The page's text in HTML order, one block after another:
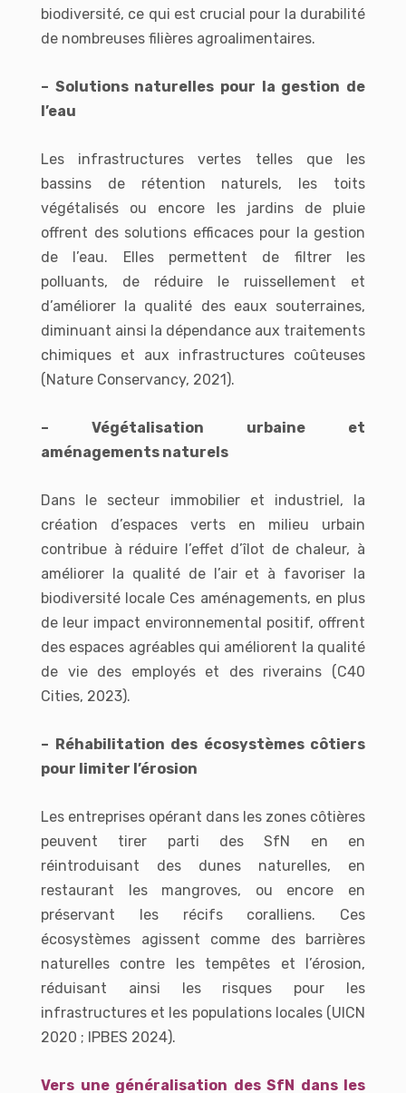
biodiversité, ce qui est crucial pour la durabilité
de nombreuses filières agroalimentaires.
– Solutions naturelles pour la gestion de
l’eau
Les infrastructures vertes telles que les
bassins de rétention naturels, les toits
végétalisés ou encore les jardins de pluie
offrent des solutions efficaces pour la gestion
de l’eau. Elles permettent de filtrer les
polluants, de réduire le ruissellement et
d’améliorer la qualité des eaux souterraines,
diminuant ainsi la dépendance aux traitements
chimiques et aux infrastructures coûteuses
(Nature Conservancy, 2021).
– Végétalisation urbaine et
aménagements naturels
Dans le secteur immobilier et industriel, la
création d’espaces verts en milieu urbain
contribue à réduire l’effet d’îlot de chaleur, à
améliorer la qualité de l’air et à favoriser la
biodiversité locale Ces aménagements, en plus
de leur impact environnemental positif, offrent
des espaces agréables qui améliorent la qualité
de vie des employés et des riverains (C40
Cities, 2023).
– Réhabilitation des écosystèmes côtiers
pour limiter l’érosion
Les entreprises opérant dans les zones côtières
peuvent tirer parti des SfN en en
réintroduisant des dunes naturelles, en
restaurant les mangroves, ou encore en
préservant les récifs coralliens. Ces
écosystèmes agissent comme des barrières
naturelles contre les tempêtes et l’érosion,
réduisant ainsi les risques pour les
infrastructures et les populations locales (UICN
2020 ; IPBES 2024).
Vers une généralisation des SfN dans les